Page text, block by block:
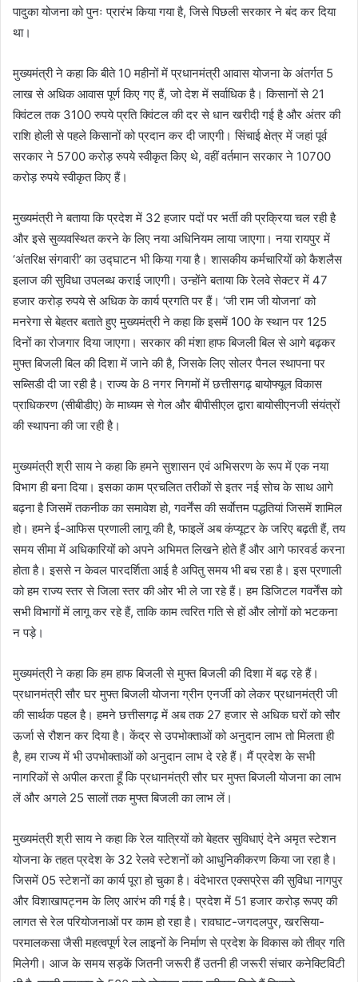
पादुका योजना को पुनः प्रारंभ किया गया है, जिसे पिछली सरकार ने बंद कर दिया
था।
मुख्यमंत्री ने कहा कि बीते 10 महीनों में प्रधानमंत्री आवास योजना के अंतर्गत 5
लाख से अधिक आवास पूर्ण किए गए हैं, जो देश में सर्वाधिक है। किसानों से 21
क्विंटल तक 3100 रुपये प्रति क्विंटल की दर से धान खरीदी गई है और अंतर की
राशि होली से पहले किसानों को प्रदान कर दी जाएगी। सिंचाई क्षेत्र में जहां पूर्व
सरकार ने 5700 करोड़ रुपये स्वीकृत किए थे, वहीं वर्तमान सरकार ने 10700
करोड़ रुपये स्वीकृत किए हैं।
मुख्यमंत्री ने बताया कि प्रदेश में 32 हजार पदों पर भर्ती की प्रक्रिया चल रही है
और इसे सुव्यवस्थित करने के लिए नया अधिनियम लाया जाएगा। नया रायपुर में
‘अंतरिक्ष संगवारी’ का उद्घाटन भी किया गया है। शासकीय कर्मचारियों को कैशलैस
इलाज की सुविधा उपलब्ध कराई जाएगी। उन्होंने बताया कि रेलवे सेक्टर में 47
हजार करोड़ रुपये से अधिक के कार्य प्रगति पर हैं। ‘जी राम जी योजना’ को
मनरेगा से बेहतर बताते हुए मुख्यमंत्री ने कहा कि इसमें 100 के स्थान पर 125
दिनों का रोजगार दिया जाएगा। सरकार की मंशा हाफ बिजली बिल से आगे बढ़कर
मुफ्त बिजली बिल की दिशा में जाने की है, जिसके लिए सोलर पैनल स्थापना पर
सब्सिडी दी जा रही है। राज्य के 8 नगर निगमों में छत्तीसगढ़ बायोफ्यूल विकास
प्राधिकरण (सीबीडीए) के माध्यम से गेल और बीपीसीएल द्वारा बायोसीएनजी संयंत्रों
की स्थापना की जा रही है।
मुख्यमंत्री श्री साय ने कहा कि हमने सुशासन एवं अभिसरण के रूप में एक नया
विभाग ही बना दिया। इसका काम प्रचलित तरीकों से इतर नई सोच के साथ आगे
बढ़ना है जिसमें तकनीक का समावेश हो, गवर्नेंस की सर्वाेत्तम पद्धतियां जिसमें शामिल
हो। हमने ई-आफिस प्रणाली लागू की है, फाइलें अब कंप्यूटर के जरिए बढ़ती हैं, तय
समय सीमा में अधिकारियों को अपने अभिमत लिखने होते हैं और आगे फारवर्ड करना
होता है। इससे न केवल पारदर्शिता आई है अपितु समय भी बच रहा है। इस प्रणाली
को हम राज्य स्तर से जिला स्तर की ओर भी ले जा रहे हैं। हम डिजिटल गवर्नेंस को
सभी विभागों में लागू कर रहे हैं, ताकि काम त्वरित गति से हों और लोगों को भटकना
न पड़े।
मुख्यमंत्री ने कहा कि हम हाफ बिजली से मुफ्त बिजली की दिशा में बढ़ रहे हैं।
प्रधानमंत्री सौर घर मुफ्त बिजली योजना ग्रीन एनर्जी को लेकर प्रधानमंत्री जी
की सार्थक पहल है। हमने छत्तीसगढ़ में अब तक 27 हजार से अधिक घरों को सौर
ऊर्जा से रौशन कर दिया है। केंद्र से उपभोक्ताओं को अनुदान लाभ तो मिलता ही
है, हम राज्य में भी उपभोक्ताओं को अनुदान लाभ दे रहे हैं। मैं प्रदेश के सभी
नागरिकों से अपील करता हूँ कि प्रधानमंत्री सौर घर मुफ्त बिजली योजना का लाभ
लें और अगले 25 सालों तक मुफ्त बिजली का लाभ लें।
मुख्यमंत्री श्री साय ने कहा कि रेल यात्रियों को बेहतर सुविधाएं देने अमृत स्टेशन
योजना के तहत प्रदेश के 32 रेलवे स्टेशनों को आधुनिकीकरण किया जा रहा है।
जिसमें 05 स्टेशनों का कार्य पूरा हो चुका है। वंदेभारत एक्सप्रेस की सुविधा नागपुर
और विशाखापट्नम के लिए आरंभ की गई है। प्रदेश में 51 हजार करोड़ रूपए की
लागत से रेल परियोजनाओं पर काम हो रहा है। रावघाट-जगदलपुर, खरसिया-
परमालकसा जैसी महत्वपूर्ण रेल लाइनों के निर्माण से प्रदेश के विकास को तीव्र गति
मिलेगी। आज के समय सड़कें जितनी जरूरी हैं उतनी ही जरूरी संचार कनेक्टिविटी